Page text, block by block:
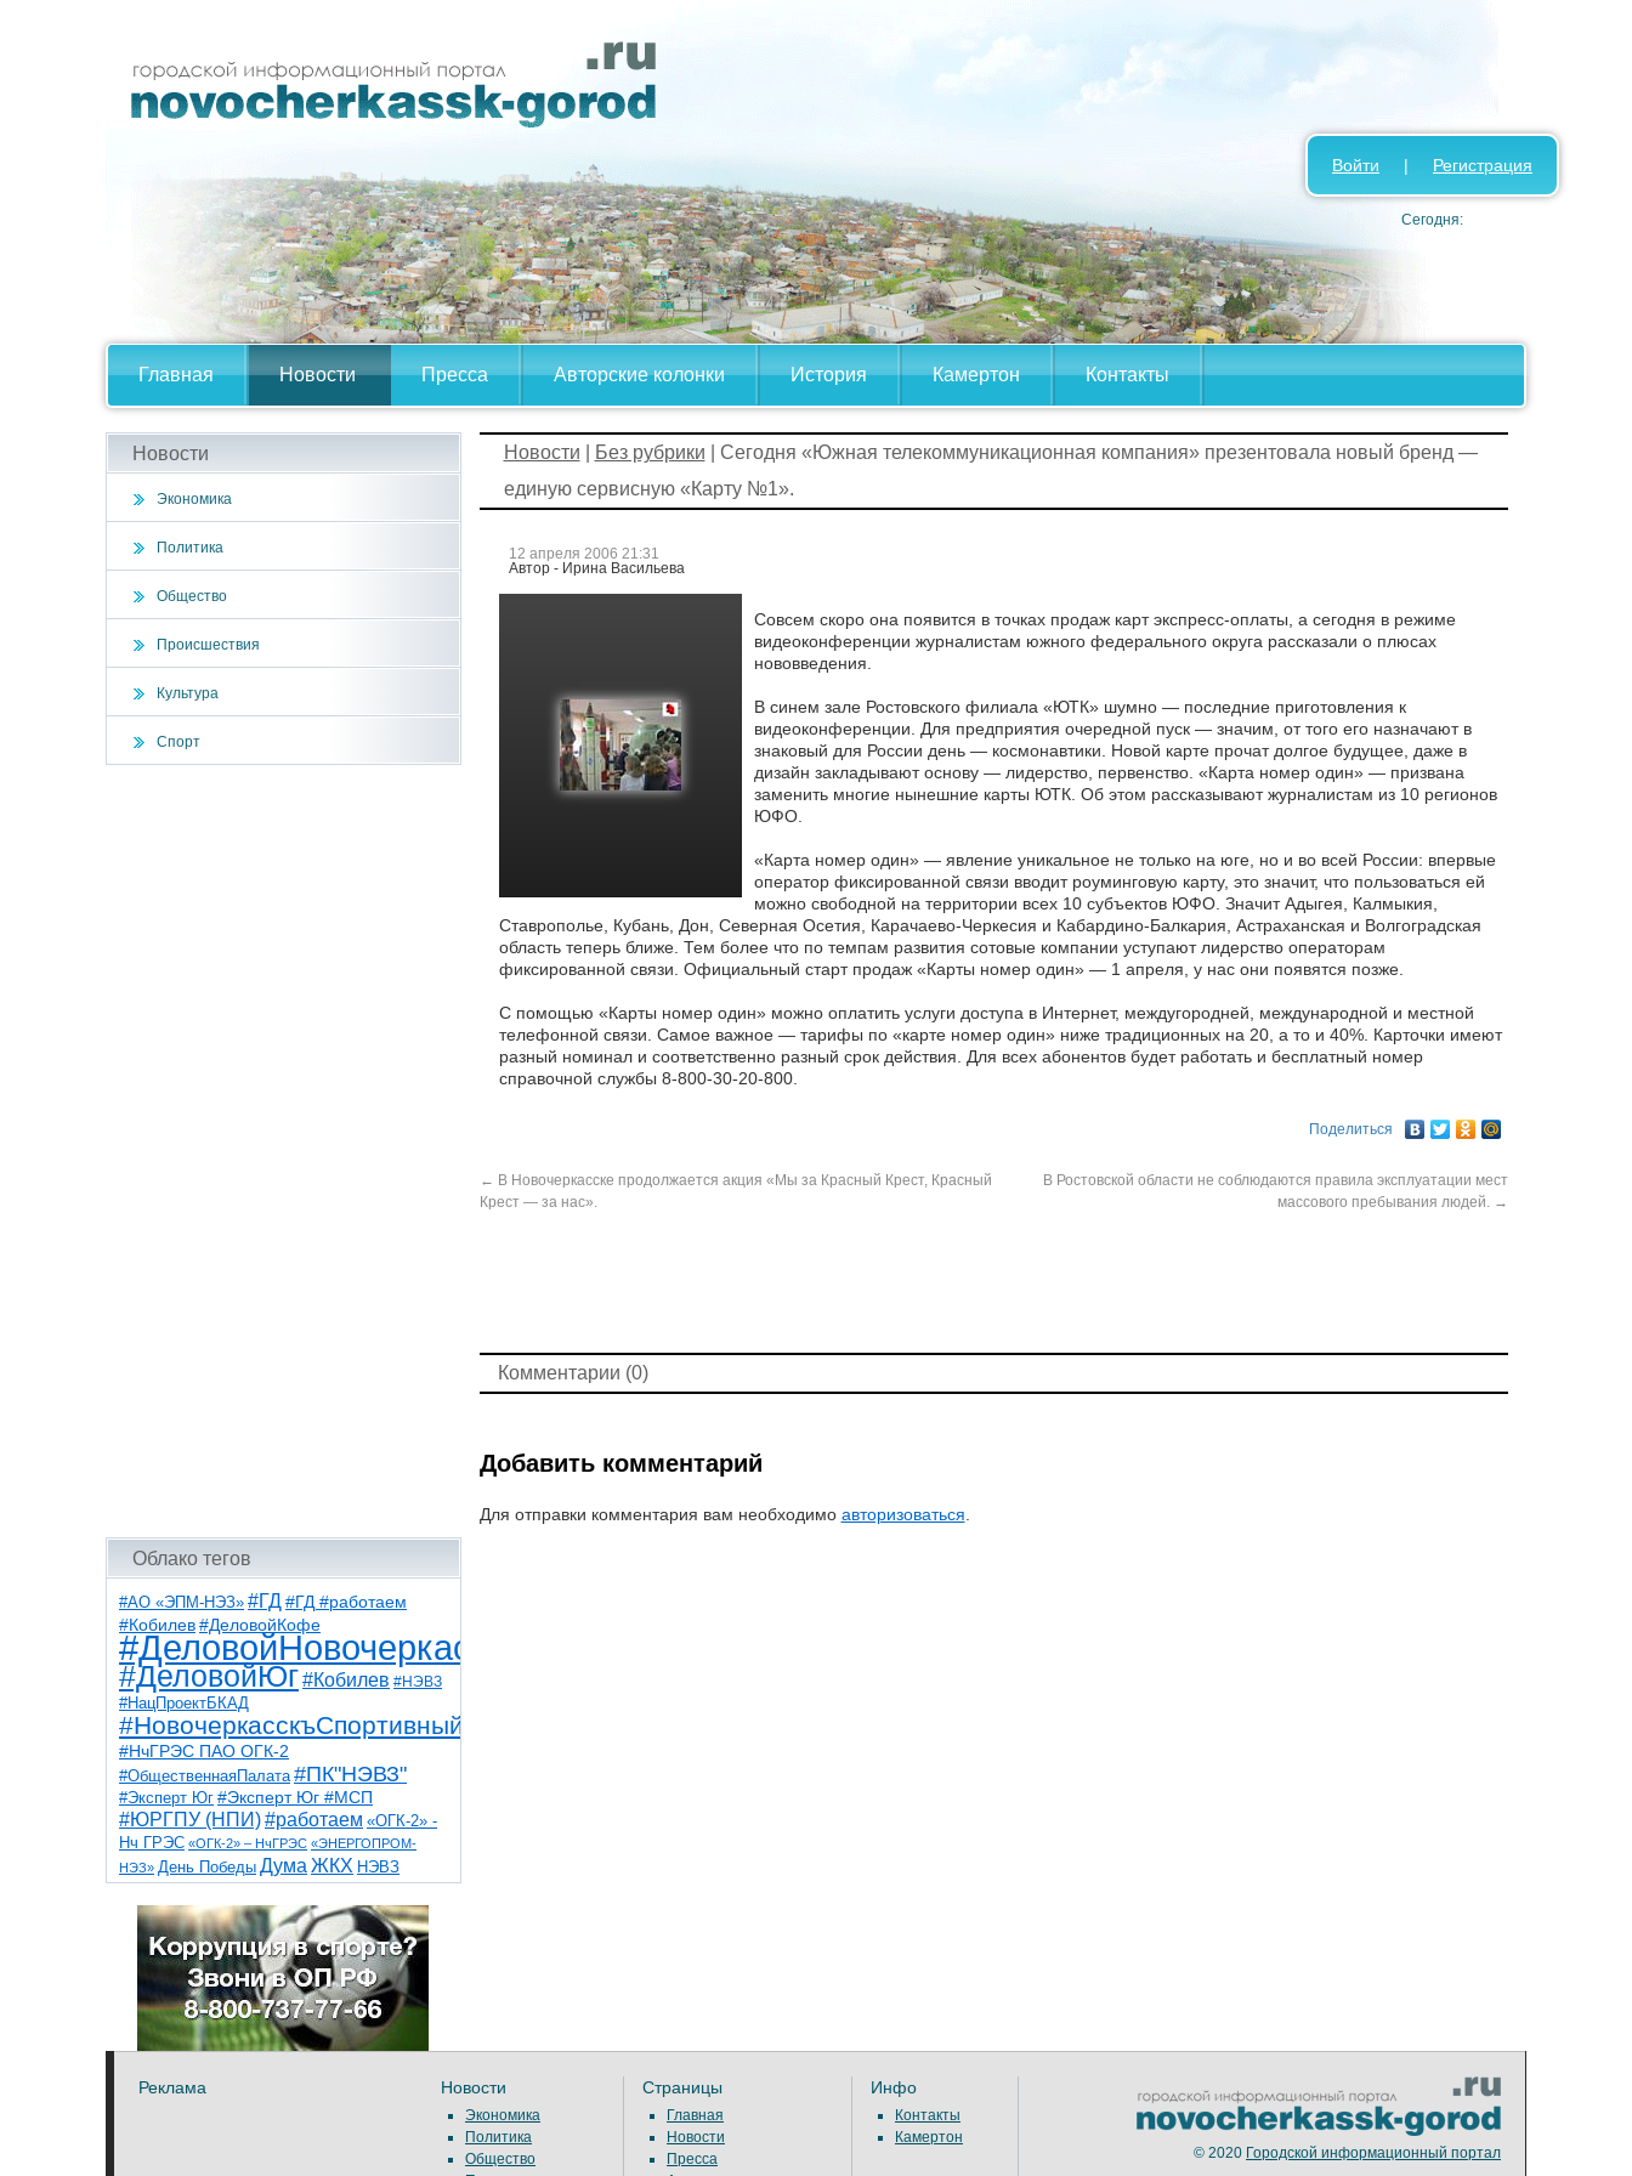
Главная Новости Пресса Авторские колонки История Камертон Контакты
Войти | Регистрация
Сегодня:
Новости
Экономика
Политика
Общество
Происшествия
Культура
Спорт
Облако тегов
#АО «ЭПМ-НЭЗ» #ГД #ГД #работаем
#Кобилев #ДеловойКофе
#ДеловойНовочеркасск
#ДеловойЮг#Кобилев #НЭВЗ
#НацПроектБКАД
#НовочеркасскъСпортивный
#НчГРЭС ПАО ОГК-2
#ОбщественнаяПалата #ПК"НЭВЗ"
#Эксперт Юг #Эксперт Юг #МСП
#ЮРГПУ (НПИ)#работаем «ОГК-2» -
Нч ГРЭС «ОГК-2» – НчГРЭС «ЭНЕРГОПРОМ-
НЭЗ» День Победы Дума ЖКХ НЭВЗ
НчГРЭС ТНТ
благоустройствоветераны выборы
детидороги казаки коррупция космос
общественная палата парк пожар роща
спорт театр транспорт художники
Новости Без рубрики | Сегодня «Южная телекоммуникационная компания» презентовала новый бренд —
единую сервисную «Карту №1».
12 апреля 2006 21:31
Автор - Ирина Васильева
Совсем скоро она появится в точках продаж карт экспресс-оплаты, а сегодня в режиме
видеоконференции журналистам южного федерального округа рассказали о плюсах
нововведения.
В синем зале Ростовскогофилиала «ЮТК» шумно — последние приготовления к
видеоконференции. Для предприятия очередной пуск — значим, от того его назначают в
знаковый для России день — космонавтики. Новой карте прочат долгое будущее, даже в
дизайн закладывают основу — лидерство, первенство. «Карта номер один» — призвана
заменить многие нынешние карты ЮТК. Об этом рассказывают журналистам из 10 регионов
ЮФО.
«Карта номер один» — явление уникальное не только на юге, но и во всей России: впервые
оператор фиксированной связи вводит роуминговую карту, это значит, что пользоваться ей
можно свободной на территории всех 10 субъектов ЮФО. Значит Адыгея, Калмыкия,
Ставрополье, Кубань, Дон, Северная Осетия, Карачаево-Черкесия и Кабардино-Балкария, Астраханская и Волгоградская
область теперь ближе. Тем более что по темпам развития сотовые компании уступают лидерство операторам
фиксированной связи. Официальный старт продаж «Карты номер один» — 1 апреля, у нас они появятся позже.
С помощью «Карты номер один» можно оплатить услуги доступа в Интернет, междугородней, международной и местной
телефонной связи. Самое важное — тарифы по «карте номер один» ниже традиционных на 20, а то и 40%. Карточки имеют
разный номинал и соответственно разный срок действия. Для всех абонентов будет работать и бесплатный номер
справочной службы 8-800-30-20-800.
Поделиться
← В Новочеркасске продолжается акция «Мы за Красный Крест, Красный
Крест — за нас».
В Ростовской области не соблюдаются правила эксплуатации мест
массового пребывания людей. →
Комментарии (0)
Добавить комментарий
Для отправки комментария вам необходимо авторизоваться.
Реклама Новости
Экономика
Политика
Общество
Страницы
Главная
Новости
Пресса
Инфо
Контакты
Камертон
© 2020 Городской информационный портал